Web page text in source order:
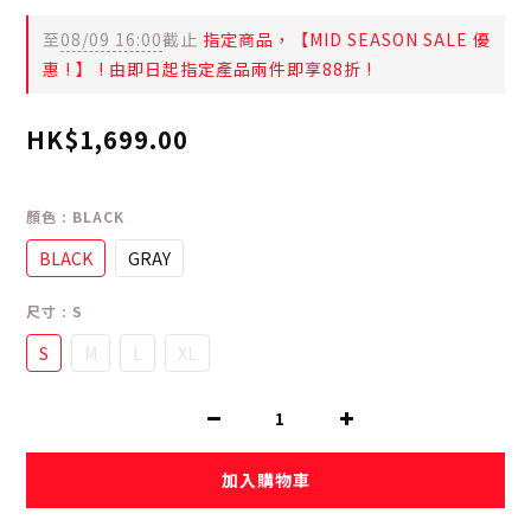
至08/09 16:00截止 指定商品，【MID SEASON SALE 優
惠 ! 】 ! 由即日起指定產品兩件即享88折 !
HK$1,699.00
顏色 : BLACK
BLACK GRAY
尺寸 : S
S M L XL
加入購物車